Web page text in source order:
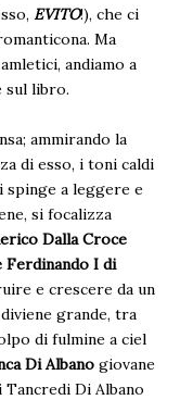
EVITO!), che ci
Ma
andiamo a
sul libro.
ammirando la
di esso, i toni caldi
spinge a leggere e
si focalizza
Dalla Croce
Ferdinando I di
e crescere da un
grande, tra
di fulmine a ciel
Di Albano giovane
Tancredi Di Albano